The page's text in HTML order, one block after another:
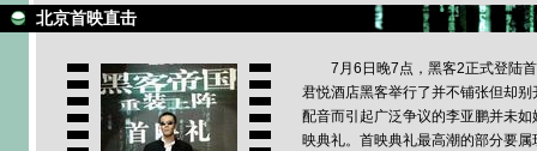
北京首映直击
7月6日晚7点，黑客2正式登陆
君悦酒店黑客举行了并不铺张但却
配音而引起广泛争议的李亚鹏并未
映典礼。首映典礼最高潮的部分要